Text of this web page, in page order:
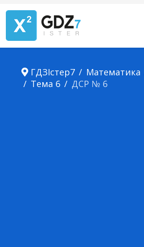
ГДЗІстер7 Математика
Тема 6
ДСР № 6